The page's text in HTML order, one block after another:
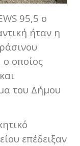
95,5 ο
ήταν η
οποίος
του Δήμου
επέδειξαν